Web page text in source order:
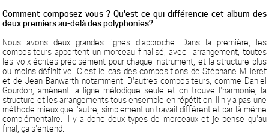
Comment composez-vous ? Qu'est ce qui différencie cet album des
deux premiers au-delà des polyphonies?
Nous avons deux grandes lignes d'approche. Dans la première, les
compositeurs apportent un morceau finalisé, avec l'arrangement, toutes
les voix écrites précisément pour chaque instrument, et la structure plus
ou moins définitive. C'est le cas des compositions de Stéphane Milleret
et de Jean Banwarth notamment. D'autres compositeurs, comme Daniel
Gourdon, amènent la ligne mélodique seule et on trouve l'harmonie, la
structure et les arrangements tous ensemble en répétition. Il n'y a pas une
méthode mieux que l'autre, simplement un travail différent et par-là même
complémentaire. Il y a donc deux types de morceaux et je pense qu'au
final, ça s'entend.